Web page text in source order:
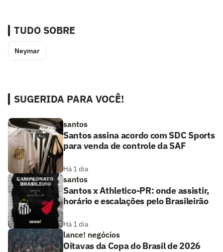
TUDO SOBRE
Neymar
SUGERIDA PARA VOCÊ!
santos
Santos assina acordo com SDC Sports
para venda de controle da SAF
Há 1 dia
santos
Santos x Athletico-PR: onde assistir,
horário e escalações pelo Brasileirão
Há 1 dia
lance! negócios
Oitavas da Copa do Brasil de 2026